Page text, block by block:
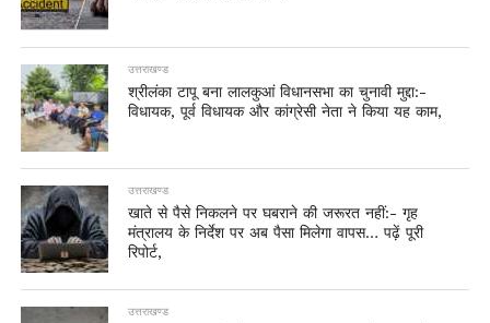
उत्तराखण्ड
श्रीलंका टापू बना लालकुआं विधानसभा का चुनावी मुद्दा:-
विधायक, पूर्व विधायक और कांग्रेसी नेता ने किया यह काम,
उत्तराखण्ड
खाते से पैसे निकलने पर घबराने की जरूरत नहीं:- गृह
मंत्रालय के निर्देश पर अब पैसा मिलेगा वापस… पढ़ें पूरी
रिपोर्ट,
उत्तराखण्ड